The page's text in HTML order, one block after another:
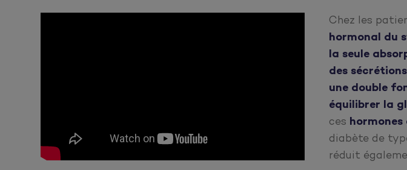
Chez les
hormonal du
la seule
des
une double
équilibrer la
ces hormones
diabète de
réduit